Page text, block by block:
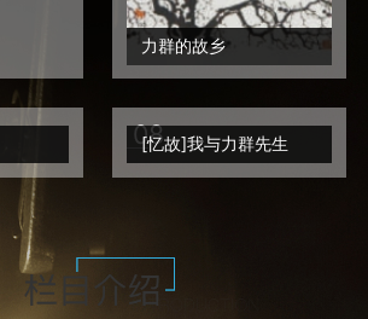
力群的故乡
08
[忆故]我与力群先生